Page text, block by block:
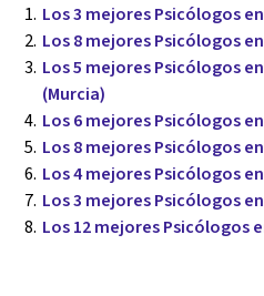
Los 3 mejores Psicólogos
Los 8 mejores Psicólogos
Los 5 mejores Psicólogos
(Murcia)
Los 6 mejores Psicólogos
Los 8 mejores Psicólogos
Los 4 mejores Psicólogos
Los 3 mejores Psicólogos
Los 12 mejores Psicólogos